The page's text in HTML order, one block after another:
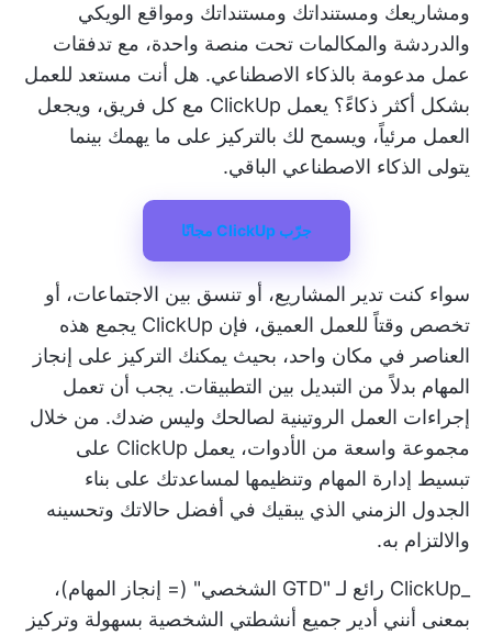
ومشاريعك ومستنداتك ومستنداتك ومواقع الويكي
والدردشة والمكالمات تحت منصة واحدة، مع تدفقات
عمل مدعومة بالذكاء الاصطناعي. هل أنت مستعد للعمل
بشكل أكثر ذكاءً؟ يعمل ClickUp مع كل فريق، ويجعل
العمل مرئياً، ويسمح لك بالتركيز على ما يهمك بينما
يتولى الذكاء الاصطناعي الباقي.
جرّب ClickUp مجانًا
سواء كنت تدير المشاريع، أو تنسق بين الاجتماعات، أو
تخصص وقتاً للعمل العميق، فإن ClickUp يجمع هذه
العناصر في مكان واحد، بحيث يمكنك التركيز على إنجاز
المهام بدلاً من التبديل بين التطبيقات. يجب أن تعمل
إجراءات العمل الروتينية لصالحك وليس ضدك. من خلال
مجموعة واسعة من الأدوات، يعمل ClickUp على
تبسيط إدارة المهام وتنظيمها لمساعدتك على بناء
الجدول الزمني الذي يبقيك في أفضل حالاتك وتحسينه
والالتزام به.
_ClickUp رائع لـ "GTD الشخصي" (= إنجاز المهام)،
بمعنى أنني أدير جميع أنشطتي الشخصية بسهولة وتركيز